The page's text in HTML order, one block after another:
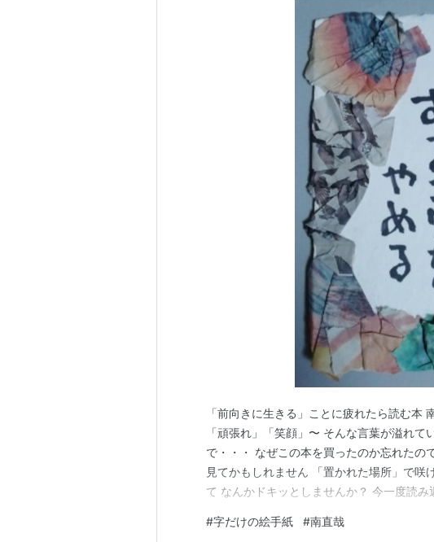
「前向きに生きる」ことに疲れたら読む本
「頑張れ」「笑顔」〜 そんな言葉が溢れ
で・・・ なぜこの本を買ったのか忘れたの
見てかもしれません 「置かれた場所」で
て なんかドキッとしませんか？ 今一度読
なんて借り物で定義はないとのこと そう考
#字だけの絵手紙 #南直哉